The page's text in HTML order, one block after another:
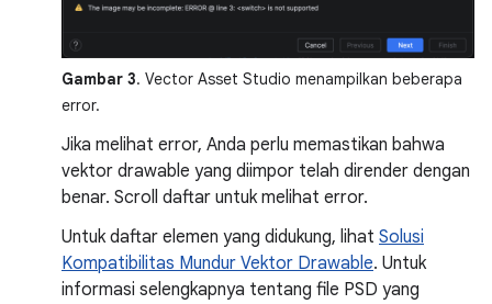
Gambar 3. Vector Asset Studio menampilkan beberapa
error.
Jika melihat error, Anda perlu memastikan bahwa
vektor drawable yang diimpor telah dirender dengan
benar. Scroll daftar untuk melihat error.
Untuk daftar elemen yang didukung, lihat Solusi
Kompatibilitas Mundur Vektor Drawable. Untuk
informasi selengkapnya tentang file PSD yang